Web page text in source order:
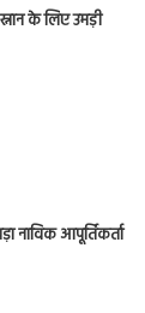
के लिए उमड़ी
नाविक आपूर्तिकर्ता